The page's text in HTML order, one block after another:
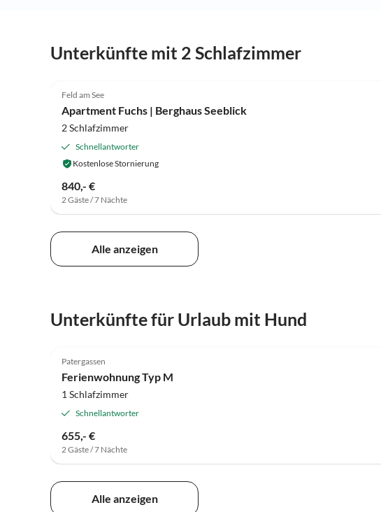
Unterkünfte mit 2 Schlafzimmer
Feld am See
Apartment Fuchs | Berghaus Seeblick
2 Schlafzimmer
Schnellantworter
Kostenlose Stornierung
840,- €
2 Gäste / 7 Nächte
Alle anzeigen
Unterkünfte für Urlaub mit Hund
Patergassen
Ferienwohnung Typ M
1 Schlafzimmer
Schnellantworter
655,- €
2 Gäste / 7 Nächte
Alle anzeigen